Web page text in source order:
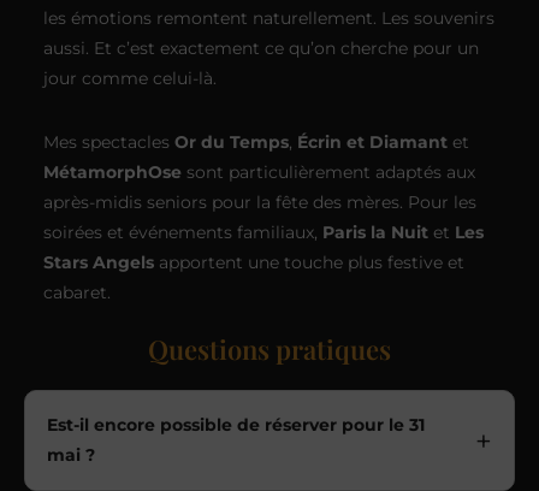
les émotions remontent naturellement. Les souvenirs
aussi. Et c’est exactement ce qu’on cherche pour un
jour comme celui-là.
Mes spectacles Or du Temps, Écrin et Diamantet
MétamorphOse sont particulièrement adaptés aux
après-midis seniors pour la fête des mères. Pour les
soirées et événements familiaux, Paris la Nuitet Les
Stars Angelsapportent une touche plus festive et
cabaret.
Questions pratiques
Est-il encore possible de réserver pour le 31
mai ?